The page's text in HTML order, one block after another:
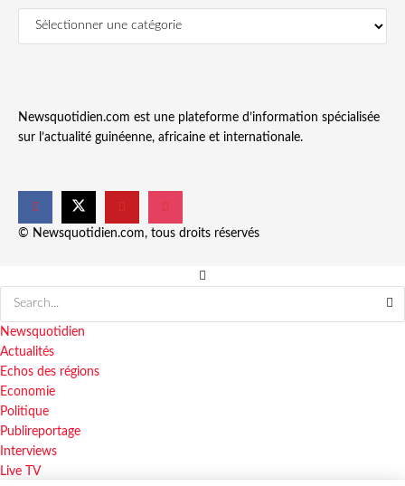
Newsquotidien.com est une plateforme d’information spécialisée
sur l’actualité guinéenne, africaine et internationale.
© Newsquotidien.com, tous droits réservés
Newsquotidien
Actualités
Echos des régions
Economie
Politique
Publireportage
Interviews
Live TV